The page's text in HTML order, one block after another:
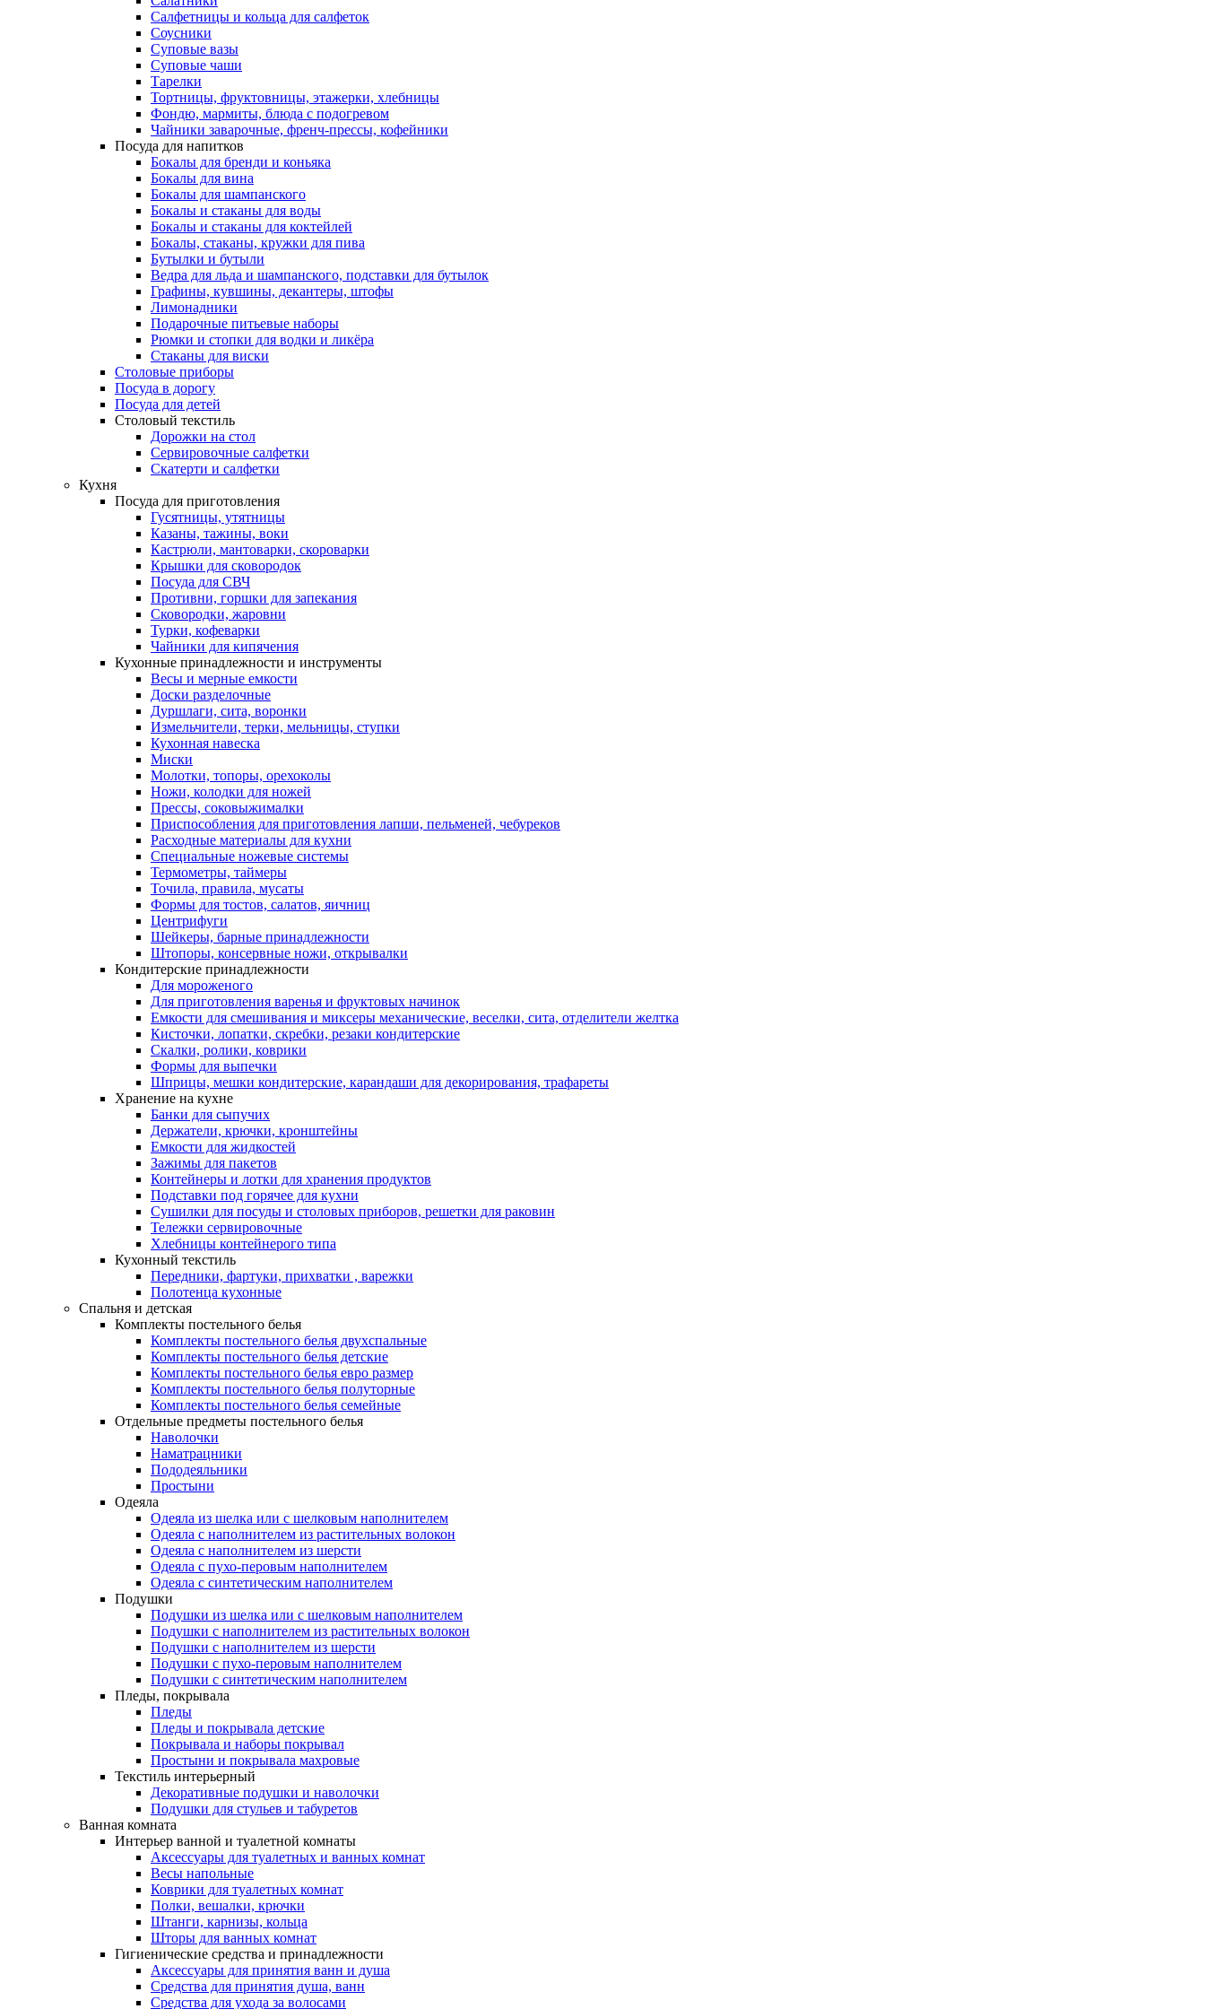
Салфетницы и кольца для салфеток
Соусники
Суповые вазы
Суповые чаши
Тарелки
Тортницы, фруктовницы, этажерки, хлебницы
Фондю, мармиты, блюда с подогревом
Чайники заварочные, френч-прессы, кофейники
Посуда для напитков
Бокалы для бренди и коньяка
Бокалы для вина
Бокалы для шампанского
Бокалы и стаканы для воды
Бокалы и стаканы для коктейлей
Бокалы, стаканы, кружки для пива
Бутылки и бутыли
Ведра для льда и шампанского, подставки для бутылок
Графины, кувшины, декантеры, штофы
Лимонадники
Подарочные питьевые наборы
Рюмки и стопки для водки и ликёра
Стаканы для виски
Столовые приборы
Посуда в дорогу
Посуда для детей
Столовый текстиль
Дорожки на стол
Сервировочные салфетки
Скатерти и салфетки
Кухня
Посуда для приготовления
Гусятницы, утятницы
Казаны, тажины, воки
Кастрюли, мантоварки, скороварки
Крышки для сковородок
Посуда для СВЧ
Противни, горшки для запекания
Сковородки, жаровни
Турки, кофеварки
Чайники для кипячения
Кухонные принадлежности и инструменты
Весы и мерные емкости
Доски разделочные
Дуршлаги, сита, воронки
Измельчители, терки, мельницы, ступки
Кухонная навеска
Миски
Молотки, топоры, орехоколы
Ножи, колодки для ножей
Прессы, соковыжималки
Приспособления для приготовления лапши, пельменей, чебуреков
Расходные материалы для кухни
Специальные ножевые системы
Термометры, таймеры
Точила, правила, мусаты
Формы для тостов, салатов, яичниц
Центрифуги
Шейкеры, барные принадлежности
Штопоры, консервные ножи, открывалки
Кондитерские принадлежности
Для мороженого
Для приготовления варенья и фруктовых начинок
Емкости для смешивания и миксеры механические, веселки, сита, отделители желтка
Кисточки, лопатки, скребки, резаки кондитерские
Скалки, ролики, коврики
Формы для выпечки
Шприцы, мешки кондитерские, карандаши для декорирования, трафареты
Хранение на кухне
Банки для сыпучих
Держатели, крючки, кронштейны
Емкости для жидкостей
Зажимы для пакетов
Контейнеры и лотки для хранения продуктов
Подставки под горячее для кухни
Сушилки для посуды и столовых приборов, решетки для раковин
Тележки сервировочные
Хлебницы контейнерого типа
Кухонный текстиль
Передники, фартуки, прихватки , варежки
Полотенца кухонные
Спальня и детская
Комплекты постельного белья
Комплекты постельного белья двухспальные
Комплекты постельного белья детские
Комплекты постельного белья евро размер
Комплекты постельного белья полуторные
Комплекты постельного белья семейные
Отдельные предметы постельного белья
Наволочки
Наматрацники
Пододеяльники
Простыни
Одеяла
Одеяла из шелка или с шелковым наполнителем
Одеяла с наполнителем из растительных волокон
Одеяла с наполнителем из шерсти
Одеяла с пухо-перовым наполнителем
Одеяла с синтетическим наполнителем
Подушки
Подушки из шелка или с шелковым наполнителем
Подушки с наполнителем из растительных волокон
Подушки с наполнителем из шерсти
Подушки с пухо-перовым наполнителем
Подушки с синтетическим наполнителем
Пледы, покрывала
Пледы
Пледы и покрывала детские
Покрывала и наборы покрывал
Простыни и покрывала махровые
Текстиль интерьерный
Декоративные подушки и наволочки
Подушки для стульев и табуретов
Ванная комната
Интерьер ванной и туалетной комнаты
Аксессуары для туалетных и ванных комнат
Весы напольные
Коврики для туалетных комнат
Полки, вешалки, крючки
Штанги, карнизы, кольца
Шторы для ванных комнат
Гигиенические средства и принадлежности
Аксессуары для принятия ванн и душа
Средства для принятия душа, ванн
Средства для ухода за волосами